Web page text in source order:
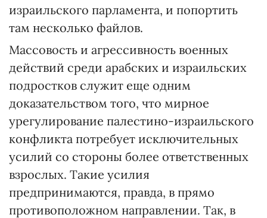
израильского парламента, и попортить
там несколько файлов.
Массовость и агрессивность военных
действий среди арабских и израильских
подростков служит еще одним
доказательством того, что мирное
урегулирование палестино-израильского
конфликта потребует исключительных
усилий со стороны более ответственных
взрослых. Такие усилия
предпринимаются, правда, в прямо
противоположном направлении. Так, в